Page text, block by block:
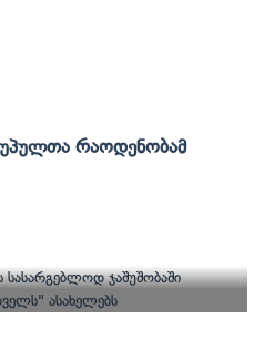
Რაოდენობამ